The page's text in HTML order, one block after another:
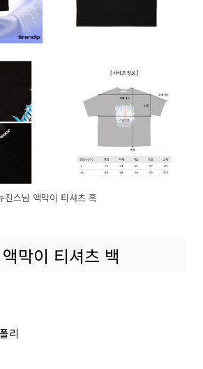
진스님 액막이 티셔츠 흑
막이 티셔츠 백
리